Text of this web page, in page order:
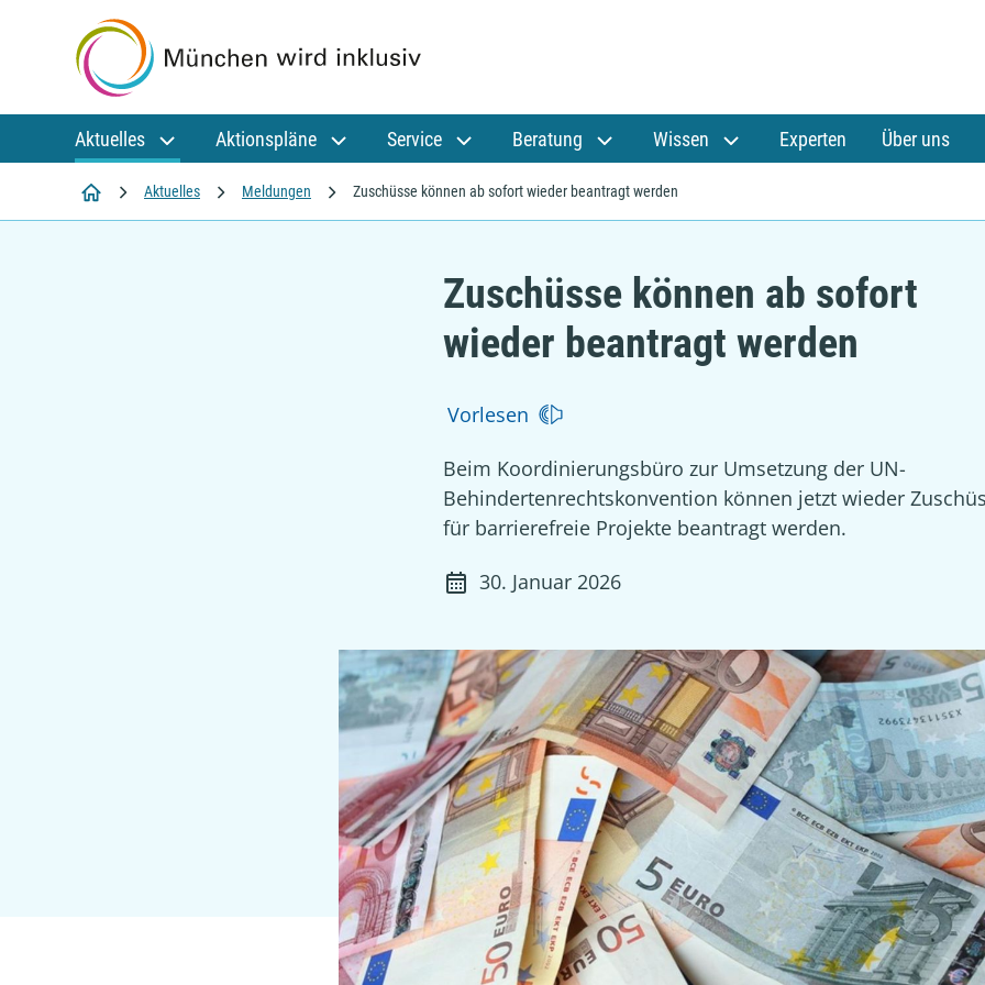
Aktuelles Aktionspläne Service Beratung Wissen Experten Über uns
StartseiteAktuelles Meldungen Zuschüsse können ab sofort wieder beantragt werden
Zuschüsse können ab sofort
wieder beantragt werden
Vorlesen
30. Januar 2026
Beim Koordinierungsbüro zur Umsetzung der UN-
Behindertenrechtskonvention können jetzt wieder
für barrierefreie Projekte beantragt werden.